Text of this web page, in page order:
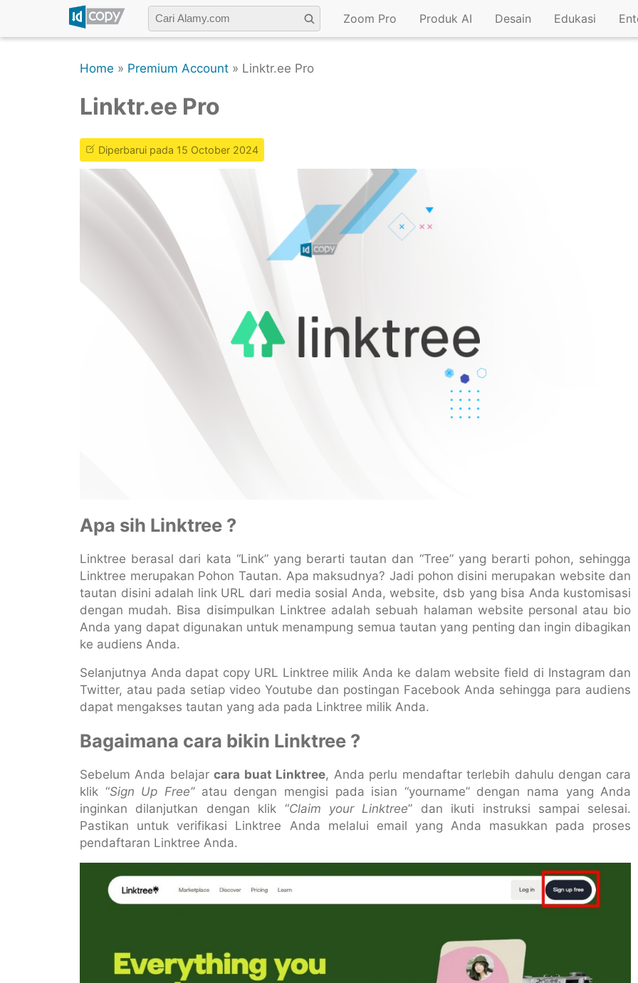
Zoom Pro Produk AI Desain Edukasi
Home » Premium Account » Linktr.ee Pro
Linktr.ee Pro
Diperbarui pada 15 October 2024
Apa sih Linktree ?
Linktree berasal dari kata “Link” yang berarti tautan dan “Tree” yang berarti pohon, sehingga
Linktree merupakan Pohon Tautan. Apa maksudnya? Jadi pohon disini merupakan website dan
tautan disini adalah link URL dari media sosial Anda, website, dsb yang bisa Anda kustomisasi
dengan mudah. Bisa disimpulkan Linktree adalah sebuah halaman website personal atau bio
Anda yang dapat digunakan untuk menampung semua tautan yang penting dan ingin dibagikan
ke audiens Anda.
Selanjutnya Anda dapat copy URL Linktree milik Anda ke dalam website field di Instagram dan
Twitter, atau pada setiap video Youtube dan postingan Facebook Anda sehingga para audiens
dapat mengakses tautan yang ada pada Linktree milik Anda.
Bagaimana cara bikin Linktree ?
Sebelum Anda belajarcara buat Linktree, Anda perlu mendaftar terlebih dahulu dengan cara
klik “Sign Up Free”atau dengan mengisi pada isian “yourname” dengan nama yang Anda
inginkan dilanjutkan dengan klik “Claim your Linktree” dan ikuti instruksi sampai selesai.
Pastikan untuk verifikasi Linktree Anda melalui email yang Anda masukkan pada proses
pendaftaran Linktree Anda.